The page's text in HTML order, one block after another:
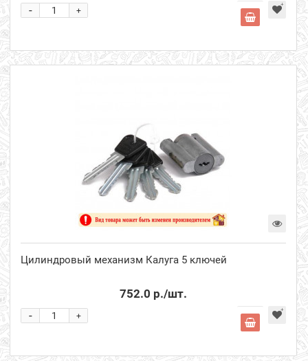
+
-
Цилиндровый механизм Калуга 5 ключей
752.0 р./шт.
+
-